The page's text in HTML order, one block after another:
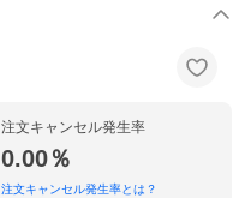
注文キャンセル発生率
0.00％
注文キャンセル発生率とは？